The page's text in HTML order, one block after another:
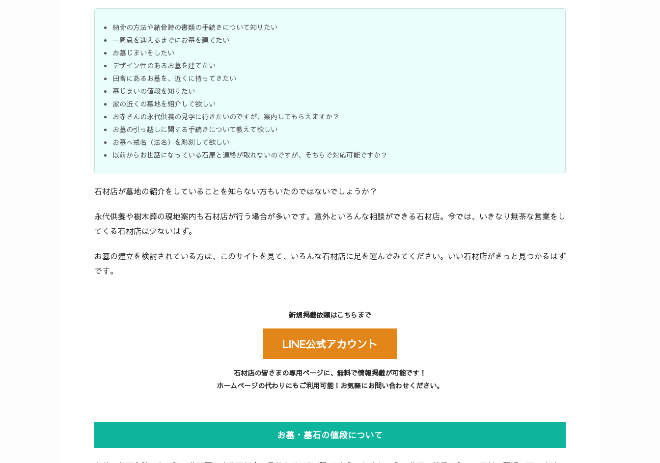
納骨の方法や納骨時の書類の手続きについて知りたい
一周忌を迎えるまでにお墓を建てたい
お墓じまいをしたい
デザイン性のあるお墓を建てたい
田舎にあるお墓を、近くに持ってきたい
墓じまいの値段を知りたい
家の近くの墓地を紹介して欲しい
お寺さんの永代供養の見学に行きたいのですが、案内してもらえますか？
お墓の引っ越しに関する手続きについて教えて欲しい
お墓へ戒名（法名）を彫刻して欲しい
以前からお世話になっている石屋と連絡が取れないのですが、そちらで対応可能ですか？
石材店が墓地の紹介をしていることを知らない方もいたのではないでしょうか？
永代供養や樹木葬の現地案内も石材店が行う場合が多いです。意外といろんな相談ができる石材店。今では、いきなり無茶な営業をし
てくる石材店は少ないはず。
お墓の建立を検討されている方は、このサイトを見て、いろんな石材店に足を運んでみてください。いい石材店がきっと見つかるはず
です。
新規掲載依頼はこちらまで
LINE公式アカウント
石材店の皆さまの専用ページに、無料で情報掲載が可能です！
ホームページの代わりにもご利用可能！お気軽にお問い合わせください。
お墓・墓石の値段について